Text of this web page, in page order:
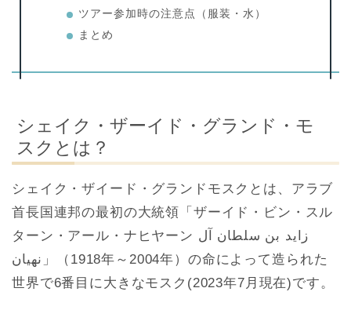
ツアー参加時の注意点（服装・水）
まとめ
シェイク・ザーイド・グランド・モ
スクとは？
シェイク・ザイード・グランドモスクとは、アラブ
首長国連邦の最初の大統領「ザーイド・ビン・スル
ターン・アール・ナヒヤーン زايد بن سلطان آل
نهيان‎」（1918年～2004年）の命によって造られた
世界で6番目に大きなモスク(2023年7月現在)です。